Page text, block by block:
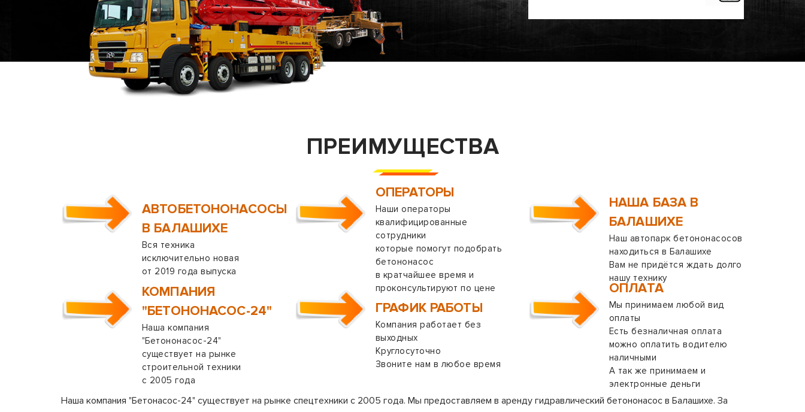
ПРЕИМУЩЕСТВА
АВТОБЕТОНОНАСОСЫ
В БАЛАШИХЕ
Вся техника
исключительно новая
от 2019 года выпуска
ОПЕРАТОРЫ
Наши операторы
квалифицированные
сотрудники
которые помогут подобрать
бетононасос
в кратчайшее время и
проконсультируют по цене
НАША БАЗА В
БАЛАШИХЕ
Наш автопарк бетононасосов
находиться в Балашихе
Вам не придётся ждать долго
нашу технику
КОМПАНИЯ
"БЕТОНОНАСОС-24"
Наша компания
"Бетононасос-24"
существует на рынке
строительной техники
с 2005 года
ГРАФИК РАБОТЫ
Компания работает без
выходных
Круглосуточно
Звоните нам в любое время
ОПЛАТА
Мы принимаем любой вид
оплаты
Есть безналичная оплата
можно оплатить водителю
наличными
А так же принимаем и
электронные деньги
Наша компания "Бетонасос-24" существует на рынке спецтехники с 2005 года. Мы предоставляем в аренду гидравлический бетононасос в Балашихе. За